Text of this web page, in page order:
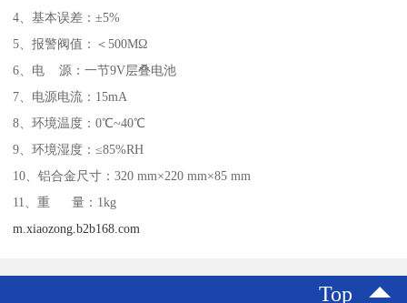
4、基本误差：±5%
5、报警阀值：＜500MΩ
6、电 源：一节9V层叠电池
7、电源电流：15mA
8、环境温度：0℃~40℃
9、环境湿度：≤85%RH
10、铝合金尺寸：320 mm×220 mm×85 mm
11、重 量：1kg
m.xiaozong.b2b168.com
Top